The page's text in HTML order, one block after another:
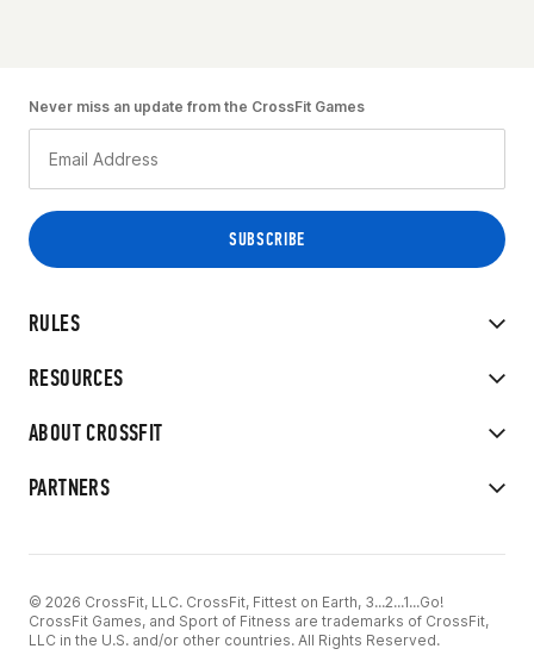
RULES
RESOURCES
ABOUT CROSSFIT
PARTNERS
Never miss an update from the CrossFit Games
© 2026 CrossFit, LLC. CrossFit, Fittest on Earth, 3...2...1...Go!
CrossFit Games, and Sport of Fitness are trademarks of CrossFit,
LLC in the U.S. and/or other countries. All Rights Reserved.